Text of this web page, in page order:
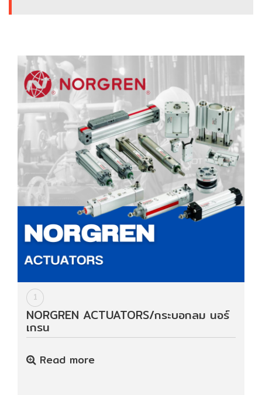
HYDRAULIC
POWER
TRANSMISSION
(มอเตอร์
เกียร์
และ
ส่ง
กำลัง)
CONVEYOR
และ
สายพาน
ลำเลียง
อื่นๆ)
Projects
1
NORGREN ACTUATORS/กระบอกลม นอร์
เกรน
Read more